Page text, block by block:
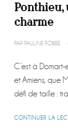
Ponthieu,
charme
PAR PAULINE ROBBE
C’est à Domart-
et Amiens, que
défi de taille :
CONTINUER LA